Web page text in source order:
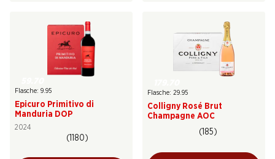
Flasche: 9.95
Epicuro Primitivo di
Manduria DOP
2024
(1180)
Flasche: 29.95
Colligny Rosé Brut
Champagne AOC
(185)